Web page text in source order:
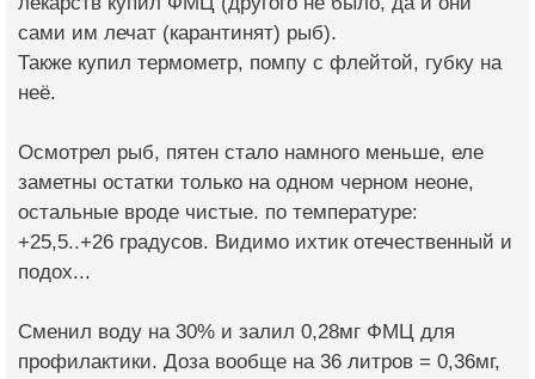
сами им лечат (карантинят) рыб).
Также купил термометр, помпу с флейтой, губку на
неё.
Осмотрел рыб, пятен стало намного меньше, еле
заметны остатки только на одном черном неоне,
остальные вроде чистые. по температуре:
+25,5..+26 градусов. Видимо ихтик отечественный и
подох...
Сменил воду на 30% и залил 0,28мг ФМЦ для
профилактики. Доза вообще на 36 литров = 0,36мг,